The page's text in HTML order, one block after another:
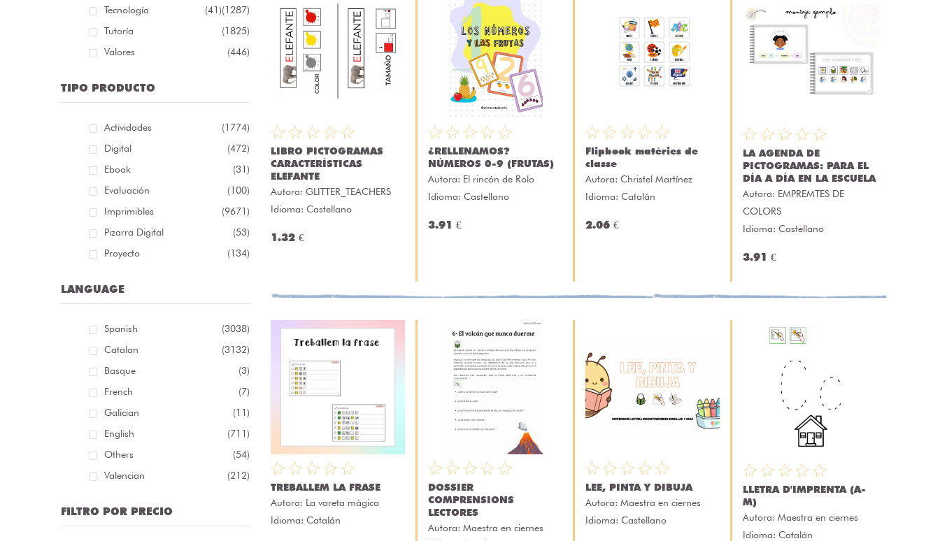
(1287)
Tecnología
(41)
Tutoría
(1825)
Valores
(446)
TIPO PRODUCTO
Actividades
(1774)
Digital
(472)
Ebook
(31)
Evaluación
(100)
Imprimibles
(9671)
Pizarra Digital
(53)
Proyecto
(134)
LANGUAGE
Spanish
(3038)
Catalan
(3132)
Basque
(3)
French
(7)
Galician
(11)
English
(711)
Others
(54)
Valencian
(212)
FILTRO POR PRECIO
LIBRO PICTOGRAMAS
CARACTERÍSTICAS
ELEFANTE
Autora: GLITTER_TEACHERS
Idioma: Castellano
1.32 €
¿RELLENAMOS?
NÚMEROS 0-9 (FRUTAS)
Autora: El rincón de Rolo
Idioma: Castellano
3.91 €
Flipbook matèries de
classe
Autora: Christel Martínez
Idioma: Catalán
2.06 €
LA AGENDA DE
PICTOGRAMAS: PARA EL
DÍA A DÍA EN LA ESCUELA
Autora: EMPREMTES DE
COLORS
Idioma: Castellano
3.91 €
TREBALLEM LA FRASE
Autora: La vareta màgica
Idioma: Catalán
DOSSIER
COMPRENSIONS
LECTORES
Autora: Maestra en ciernes
LEE, PINTA Y DIBUJA
Autora: Maestra en ciernes
Idioma: Castellano
LLETRA D'IMPRENTA (A-
M)
Autora: Maestra en ciernes
Idioma: Catalán